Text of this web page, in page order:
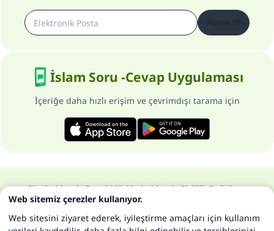
İslam Soru -Cevap Uygulaması
İçeriğe daha hızlı erişim ve çevrimdışı tarama için
Site hakkındaGenel Müdür hakkındaGizlilik Politikası
Bütün hakları, www.islam-qa.com sitesine aittir 1997-2025 ©
Web sitemiz çerezler kullanıyor.
Web sitesini ziyaret ederek, iyileştirme amaçları için kullanım